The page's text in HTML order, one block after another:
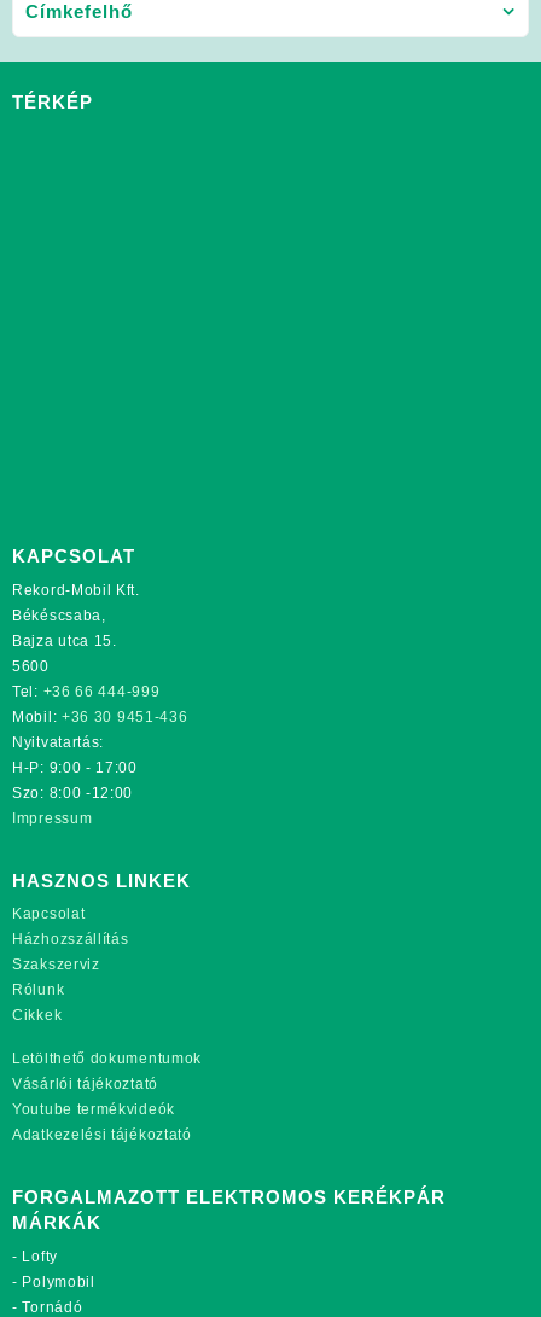
Címkefelhő
TÉRKÉP
KAPCSOLAT
Rekord-Mobil Kft.
Békéscsaba,
Bajza utca 15.
5600
Tel: +36 66 444-999
Mobil: +36 30 9451-436
Nyitvatartás:
H-P: 9:00 - 17:00
Szo: 8:00 -12:00
Impressum
HASZNOS LINKEK
Kapcsolat
Házhozszállítás
Szakszerviz
Rólunk
Cikkek
Letölthető dokumentumok
Vásárlói tájékoztató
Youtube termékvideók
Adatkezelési tájékoztató
FORGALMAZOTT ELEKTROMOS KERÉKPÁR
MÁRKÁK
- Lofty
- Polymobil
-Tornádó